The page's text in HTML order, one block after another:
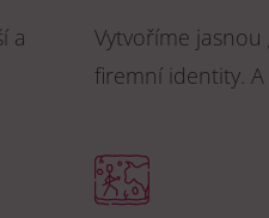
a
Vytvoříme
firemní identity.